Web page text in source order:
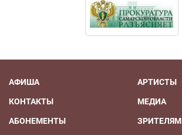
АФИША
КОНТАКТЫ
АБОНЕМЕНТЫ
АРТИСТЫ
МЕДИА
ЗРИТЕЛЯМ